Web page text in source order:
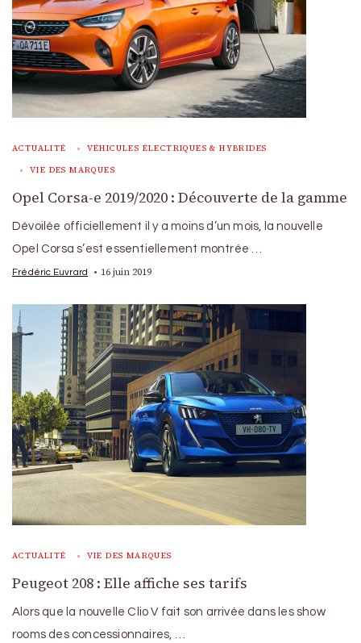
ACTUALITÉ VÉHICULES ÉLECTRIQUES & HYBRIDES
VIE DES MARQUES
Opel Corsa-e 2019/2020 : Découverte de la gamme
Dévoilée officiellement il y a moins d’un mois, la nouvelle
Opel Corsa s’est essentiellement montrée …
Frédéric Euvrard 16 juin 2019
ACTUALITÉ VIE DES MARQUES
Peugeot 208 : Elle affiche ses tarifs
Alors que la nouvelle Clio V fait son arrivée dans les show
rooms des concessionnaires, …